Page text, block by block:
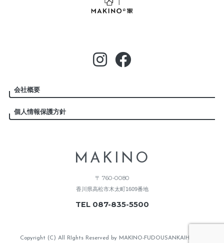
MAKINO
〒 760-0080
香川県高松市木太町1609番地
TEL 087-835-5500
会社概要
個人情報保護方針
Copyright (C) All RIghts Reserved by MAKINO-FUDOUSANKAIHATSU